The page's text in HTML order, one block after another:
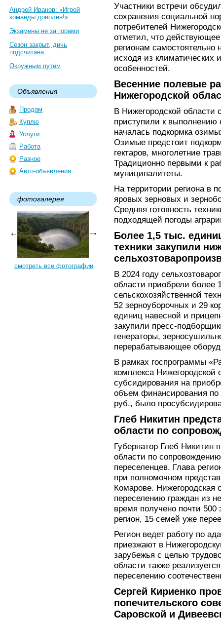
Андрей Иванов: «Игрой
команды доволен!»
Экзамены не за горами
Сезон закрыт, дичь
подсчитана
Окружным путём
Объявления
Продам
Куплю
Услуги
Работа
Разное
Авто-объявления
фотогалерея
смотреть все фотографии
Участники встречи
сохранения социальной
потребителей
отметил, что действующее
регионам самостоятельно
исходя из климатических
особенностей.
Весенние полевые
Нижегородской
В Нижегородской области
приступили к выполнению
началась подкормка
Озимые предстоит
гектаров, многолетние
Традиционно первыми к
муниципалитеты.
На территории региона в
яровых зерновых и
Средняя готовность
подходящей погоды
Более 1,5 тыс.
техники закупили
В 2024 году
области приобрели более
сельскохозяйственной
52 зерноуборочных и 29
единиц навесной и
закупили пресс-
генераторы,
перерабатывающее
В рамках госпрограммы
комплекса Нижегородской
субсидирования на
объем финансирования по
руб., было
Глеб Никитин
области по
Губернатор Глеб Никитин
области по
переселенцев. Глава
при полномочном
Комарове. Нижегородская
переселению граждан из
время получено почти 500
регион, 15 семей уже
Регион ведет работу по
приезжают в
зарубежья с целью
области также
переселению
Сергей Кириенко
попечительского
Саровской и